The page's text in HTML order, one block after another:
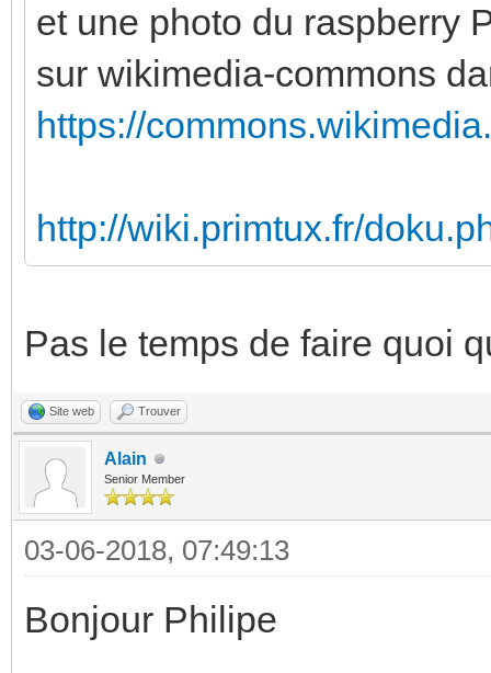
et une photo du raspberry
sur wikimedia-commons
https://
http://wiki.primtux.fr/
Pas le temps de faire quoi
Site web Trouver
Alain
Senior Member
03-06-2018, 07:49:13
Bonjour Philipe